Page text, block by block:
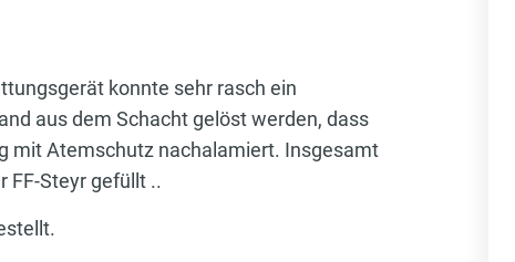
konnte sehr rasch ein
aus dem Schacht gelöst werden, dass
mit Atemschutz nachalamiert. Insgesamt
FF-Steyr gefüllt ..